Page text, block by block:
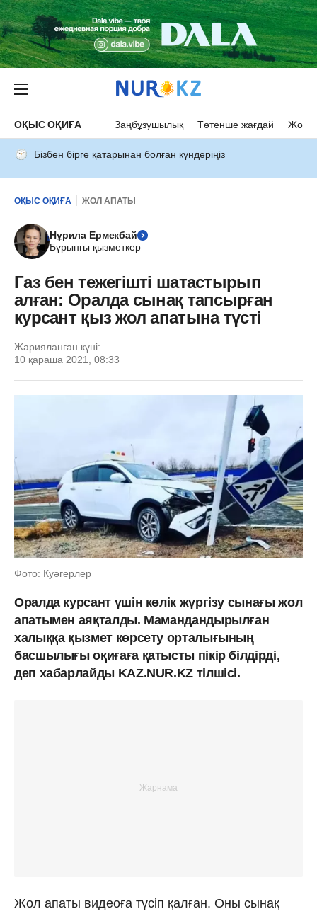
ОҚЫС ОҚИҒА Заңбұзушылық Төтенше жағдай Жол
Бізбен бірге қатарынан болған күндеріңіз
ОҚЫС ОҚИҒА ЖОЛ АПАТЫ
Нұрила Ермекбай
Бұрынғы қызметкер
Газ бен тежегішті шатастырып
алған: Оралда сынақ тапсырған
курсант қыз жол апатына түсті
Жарияланған күні:
10 қараша 2021, 08:33
Фото: Куәгерлер
Оралда курсант үшін көлік жүргізу сынағы жол
апатымен аяқталды. Мамандандырылған
халыққа қызмет көрсету орталығының
басшылығы оқиғаға қатысты пікір білдірді,
деп хабарлайды KAZ.NUR.KZ тілшісі.
Жол апаты видеоға түсіп қалған. Оны сынақ